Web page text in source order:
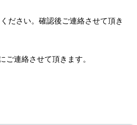
ださい。 確認後ご連絡させて頂き
連絡させて頂きます。